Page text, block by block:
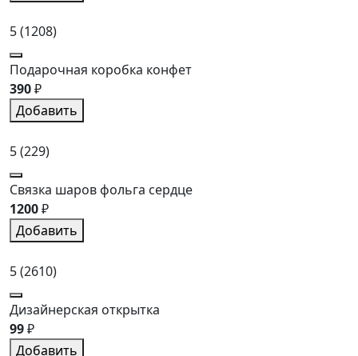
5(1208)
Подарочная коробка конфет
390₽
Добавить
5(229)
Связка шаров фольга сердце
1200₽
Добавить
5(2610)
Дизайнерская открытка
99₽
Добавить